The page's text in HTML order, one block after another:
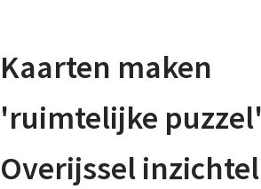
Kaarten maken
'ruimtelijke puzzel'
Overijssel